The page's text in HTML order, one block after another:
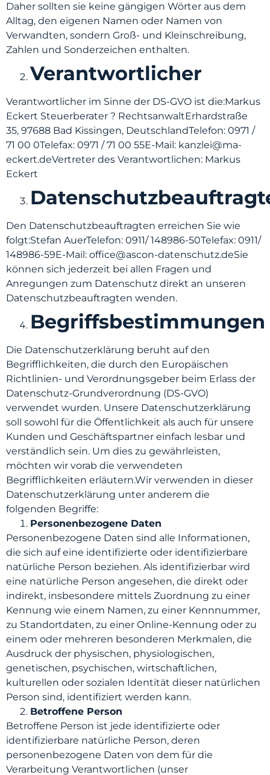
Daher sollten sie keine gängigen Wörter aus dem
Alltag, den eigenen Namen oder Namen von
Verwandten, sondern Groß- und Kleinschreibung,
Zahlen und Sonderzeichen enthalten.
Verantwortlicher
Verantwortlicher im Sinne der DS-GVO ist die:Markus
Eckert Steuerberater ? RechtsanwaltErhardstraße
35, 97688 Bad Kissingen, DeutschlandTelefon: 0971 /
71 00 0Telefax: 0971 / 71 00 55E-Mail: kanzlei@ma-
eckert.deVertreter des Verantwortlichen: Markus
Eckert
Den Datenschutzbeauftragten erreichen Sie wie
folgt:Stefan AuerTelefon: 0911/ 148986-50Telefax: 0911/
148986-59E-Mail: office@ascon-datenschutz.deSie
können sich jederzeit bei allen Fragen und
Anregungen zum Datenschutz direkt an unseren
Datenschutzbeauftragten wenden.
Begriffsbestimmungen
Die Datenschutzerklärung beruht auf den
Begrifflichkeiten, die durch den Europäischen
Richtlinien- und Verordnungsgeber beim Erlass der
Datenschutz-Grundverordnung (DS-GVO)
verwendet wurden. Unsere Datenschutzerklärung
soll sowohl für die Öffentlichkeit als auch für unsere
Kunden und Geschäftspartner einfach lesbar und
verständlich sein. Um dies zu gewährleisten,
möchten wir vorab die verwendeten
Begrifflichkeiten erläutern.Wir verwenden in dieser
Datenschutzerklärung unter anderem die
folgenden Begriffe:
Personenbezogene Daten
Personenbezogene Daten sind alle Informationen,
die sich auf eine identifizierte oder identifizierbare
natürliche Person beziehen. Als identifizierbar wird
eine natürliche Person angesehen, die direkt oder
indirekt, insbesondere mittels Zuordnung zu einer
Kennung wie einem Namen, zu einer Kennnummer,
zu Standortdaten, zu einer Online-Kennung oder zu
einem oder mehreren besonderen Merkmalen, die
Ausdruck der physischen, physiologischen,
genetischen, psychischen, wirtschaftlichen,
kulturellen oder sozialen Identität dieser natürlichen
Person sind, identifiziert werden kann.
Betroffene Person
Betroffene Person ist jede identifizierte oder
identifizierbare natürliche Person, deren
personenbezogene Daten von dem für die
Verarbeitung Verantwortlichen (unser